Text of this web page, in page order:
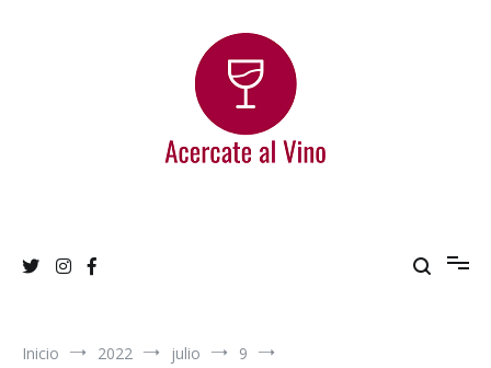
Inicio 2022 julio
9